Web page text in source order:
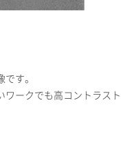
す。
ークでも高コントラスト